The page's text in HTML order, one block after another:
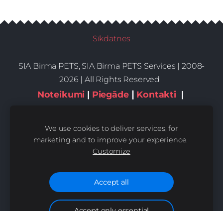
Sīkdatnes
SIA Birma PETS, SIA Birma PETS Services | 2008-
2026 | All Rights Reserved
Noteikumi | Piegāde | Kontakti|
We use cookies to deliver services, for
marketing and to improve your experience.
Customize
Accept all